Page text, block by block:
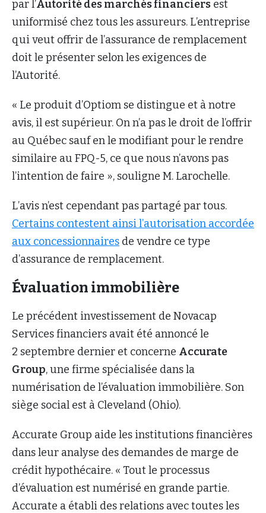
par l’Autorité des marchés financiers est
uniformisé chez tous les assureurs. L’entreprise
qui veut offrir de l’assurance de remplacement
doit le présenter selon les exigences de
l’Autorité.
« Le produit d’Optiom se distingue et à notre
avis, il est supérieur. On n’a pas le droit de l’offrir
au Québec sauf en le modifiant pour le rendre
similaire au FPQ-5, ce que nous n’avons pas
l’intention de faire », souligne M. Larochelle.
L’avis n’est cependant pas partagé par tous.
Certains contestent ainsi l’autorisation accordée
aux concessionnaires de vendre ce type
d’assurance de remplacement.
Évaluation immobilière
Le précédent investissement de Novacap
Services financiers avait été annoncé le
2 septembre dernier et concerne Accurate
Group, une firme spécialisée dans la
numérisation de l’évaluation immobilière. Son
siège social est à Cleveland (Ohio).
Accurate Group aide les institutions financières
dans leur analyse des demandes de marge de
crédit hypothécaire. « Tout le processus
d’évaluation est numérisé en grande partie.
Accurate a établi des relations avec toutes les